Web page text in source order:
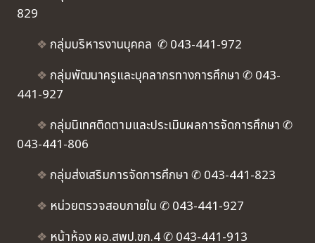
829
❖ กลุ่มบริหารงานบุคคล ✆ 043-441-972
❖ กลุ่มพัฒนาครูและบุคลากรทางการศึกษา ✆ 043-
441-927
❖ กลุ่มนิเทศติดตามและประเมินผลการจัดการศึกษา ✆
043-441-806
❖ กลุ่มส่งเสริมการจัดการศึกษา ✆ 043-441-823
❖ หน่วยตรวจสอบภายใน ✆ 043-441-927
❖ หน้าห้อง ผอ.สพป.ขก.4 ✆ 043-441-913